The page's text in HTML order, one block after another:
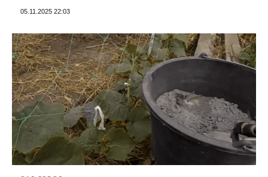
05.11.2025 22:03